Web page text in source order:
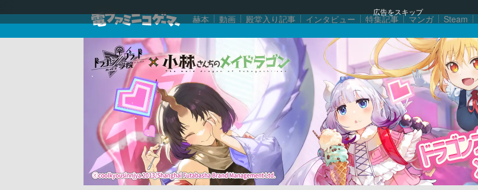
広告をスキップ
赫本 動画 殿堂入り記事 インタビュー 特集記事 マンガ Steam